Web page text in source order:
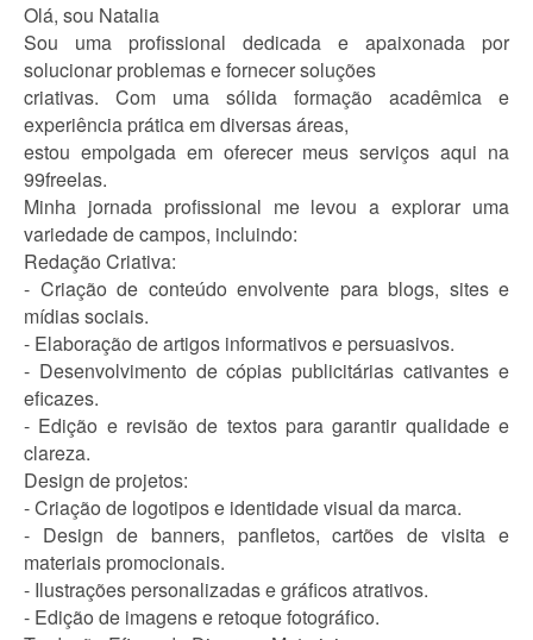
Olá, sou Natalia
Sou uma profissional dedicada e apaixonada por
solucionar problemas e fornecer soluções
criativas. Com uma sólida formação acadêmica e
experiência prática em diversas áreas,
estou empolgada em oferecer meus serviços aqui na
99freelas.
Minha jornada profissional me levou a explorar uma
variedade de campos, incluindo:
Redação Criativa:
- Criação de conteúdo envolvente para blogs, sites e
mídias sociais.
- Elaboração de artigos informativos e persuasivos.
- Desenvolvimento de cópias publicitárias cativantes e
eficazes.
- Edição e revisão de textos para garantir qualidade e
clareza.
Design de projetos:
- Criação de logotipos e identidade visual da marca.
- Design de banners, panfletos, cartões de visita e
materiais promocionais.
- Ilustrações personalizadas e gráficos atrativos.
- Edição de imagens e retoque fotográfico.